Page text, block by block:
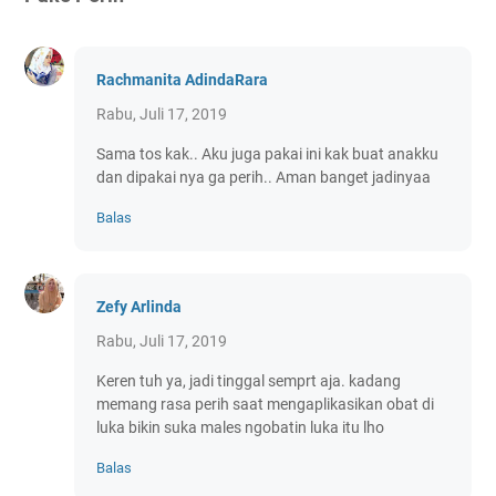
Rachmanita AdindaRara
Rabu, Juli 17, 2019
Sama tos kak.. Aku juga pakai ini kak buat anakku
dan dipakai nya ga perih.. Aman banget jadinyaa
Balas
Zefy Arlinda
Rabu, Juli 17, 2019
Keren tuh ya, jadi tinggal semprt aja. kadang
memang rasa perih saat mengaplikasikan obat di
luka bikin suka males ngobatin luka itu lho
Balas